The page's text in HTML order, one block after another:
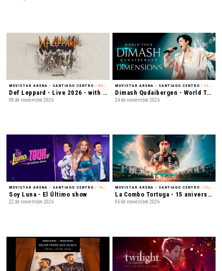
MOVISTAR ARENA - SANTIAGO CENTRO / ROCK
Def Leppard - Live 2026 - with Special Guest Extreme
08 de noviembre 2026
MOVISTAR ARENA - SANTIAGO CENTRO / CLASSICAL CROSSOVER
Dimash Qudaibergen - World Tour: Dimensions
24 de noviembre 2026
MOVISTAR ARENA - SANTIAGO CENTRO / INFANTIL
Soy Luna - El Último show
22 de noviembre 2026
MOVISTAR ARENA - SANTIAGO CENTRO / CUMBIA
La Combo Tortuga - 15 aniversario
06 de noviembre 2026